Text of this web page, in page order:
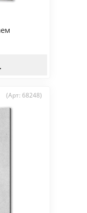
(Арт: 68248)